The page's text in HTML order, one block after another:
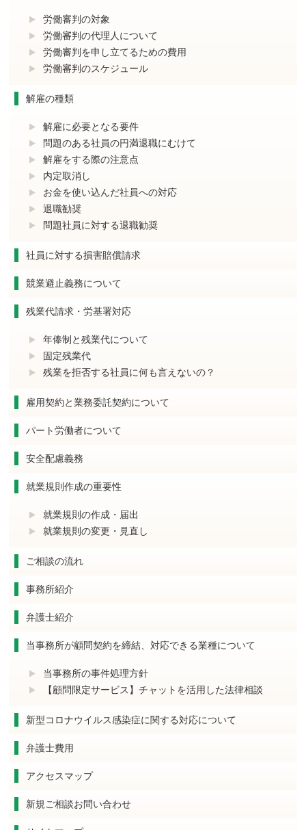
労働審判の対象
労働審判の代理人について
労働審判を申し立てるための費用
労働審判のスケジュール
解雇の種類
解雇に必要となる要件
問題のある社員の円満退職にむけて
解雇をする際の注意点
内定取消し
お金を使い込んだ社員への対応
退職勧奨
問題社員に対する退職勧奨
社員に対する損害賠償請求
競業避止義務について
残業代請求・労基署対応
年俸制と残業代について
固定残業代
残業を拒否する社員に何も言えないの？
雇用契約と業務委託契約について
パート労働者について
安全配慮義務
就業規則作成の重要性
就業規則の作成・届出
就業規則の変更・見直し
ご相談の流れ
事務所紹介
弁護士紹介
当事務所が顧問契約を締結、対応できる業種について
当事務所の事件処理方針
【顧問限定サービス】チャットを活用した法律相談
新型コロナウイルス感染症に関する対応について
弁護士費用
アクセスマップ
新規ご相談お問い合わせ